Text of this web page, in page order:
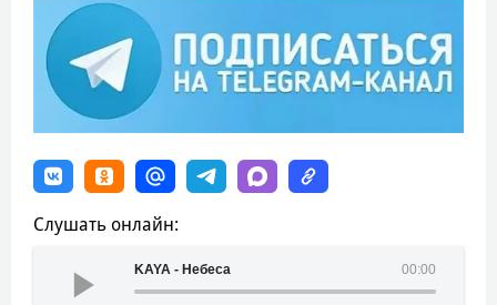
Слушать онлайн:
00:00
KAYA - Небеса